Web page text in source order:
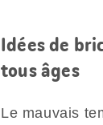
Idées de
tous âges
Le mauvais